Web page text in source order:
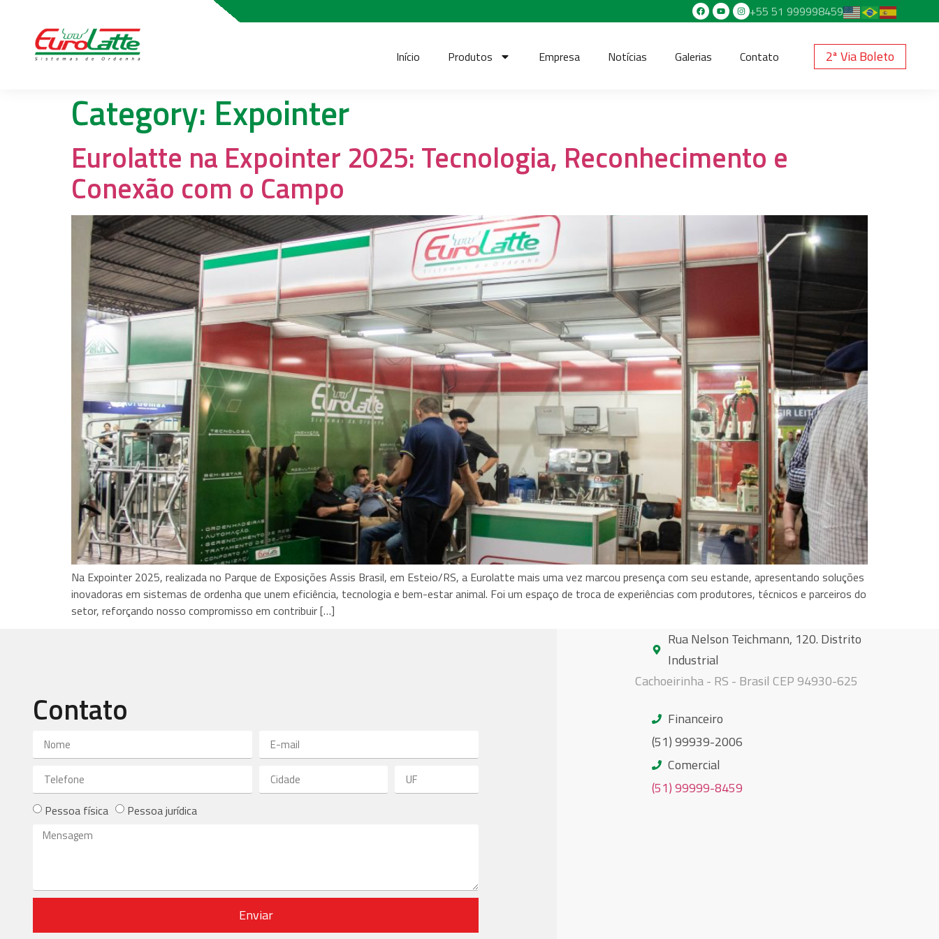
+55 51 999998459
Início Produtos Empresa Notícias Galerias Contato 2ª Via Boleto
Category: Expointer
Eurolatte na Expointer 2025: Tecnologia, Reconhecimento e
Conexão com o Campo
Na Expointer 2025, realizada no Parque de Exposições Assis Brasil, em Esteio/RS, a Eurolatte mais uma vez marcou presença com seu estande, apresentando soluções
inovadoras em sistemas de ordenha que unem eficiência, tecnologia e bem-estar animal. Foi um espaço de troca de experiências com produtores, técnicos e parceiros do
setor, reforçando nosso compromisso em contribuir […]
Contato
Pessoa física Pessoa jurídica
Enviar
Rua Nelson Teichmann, 120. Distrito
Industrial
Cachoeirinha - RS - Brasil CEP 94930-625
Financeiro
(51) 99939-2006
Comercial
(51) 99999-8459